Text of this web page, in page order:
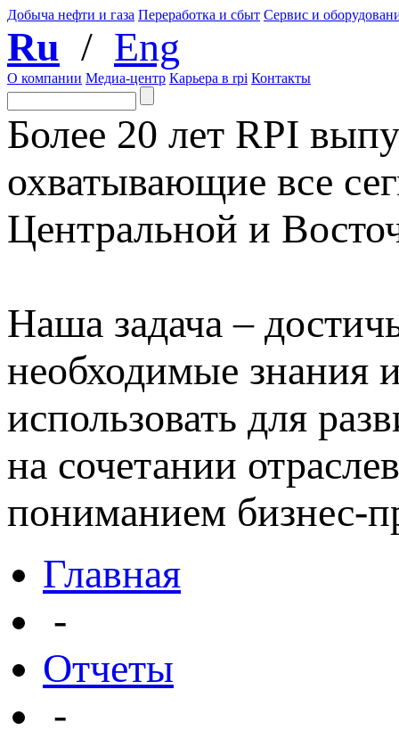
Добыча нефти и газа Переработка и сбыт Сервис и
Ru / Eng
О компании Медиа-центр Карьера в rpi Контакты
Более 20 лет RPI
охватывающие все
Центральной и
Наша задача –
необходимые знания
использовать для
на сочетании
пониманием бизнес-
Главная
-
Отчеты
-